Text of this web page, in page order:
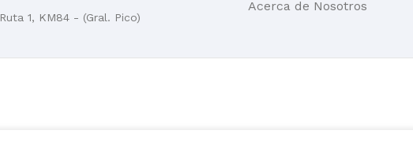
Ruta 1, KM84 - (Gral. Pico)
Acerca de Nosotros